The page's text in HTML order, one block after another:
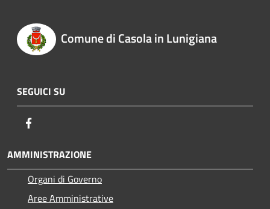
Comune di Casola in Lunigiana
SEGUICI SU
AMMINISTRAZIONE
Organi di Governo
Aree Amministrative